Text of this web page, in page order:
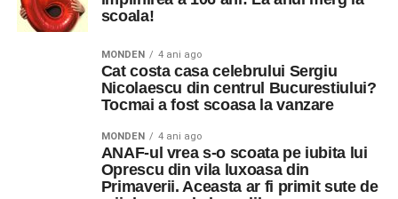
scoala!
MONDEN 4 ani ago
Cat costa casa celebrului Sergiu
Nicolaescu din centrul Bucurestiului?
Tocmai a fost scoasa la vanzare
MONDEN 4 ani ago
ANAF-ul vrea s-o scoata pe iubita lui
Oprescu din vila luxoasa din
Primaverii. Aceasta ar fi primit sute de